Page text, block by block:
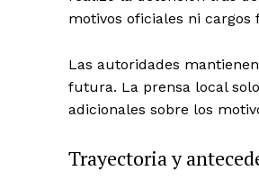
motivos oficiales ni
Las autoridades
futura. La prensa local
adicionales sobre los
Trayectoria y